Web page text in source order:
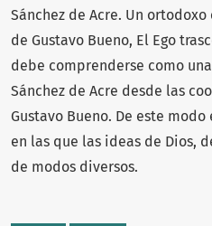
Sánchez de Acre. Un
de Gustavo Bueno, El Ego
debe comprenderse como
Sánchez de Acre desde las
Gustavo Bueno. De este
en las que las ideas de Dios,
de modos diversos.